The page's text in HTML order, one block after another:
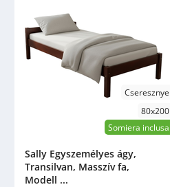
Cseresznye
80x200
Somiera inclusa
Sally Egyszemélyes ágy,
Transilvan, Masszív fa,
Modell ...